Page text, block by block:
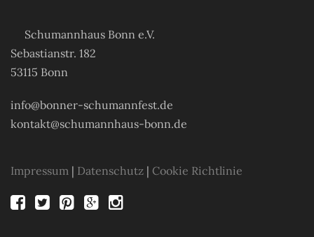
Schumannhaus Bonn e.V.
Sebastianstr. 182
53115 Bonn
info@bonner-schumannfest.de
kontakt@schumannhaus-bonn.de
Impressum | Datenschutz | Cookie Richtlinie